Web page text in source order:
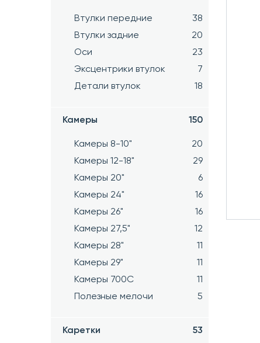
Втулки передние
38
Втулки задние
20
Оси
23
Эксцентрики втулок
7
Детали втулок
18
Камеры 150
Камеры 8-10"
20
Камеры 12-18"
29
Камеры 20"
6
Камеры 24"
16
Камеры 26"
16
Камеры 27,5"
12
Камеры 28"
11
Камеры 29"
11
Камеры 700C
11
Полезные мелочи
5
Каретки 53